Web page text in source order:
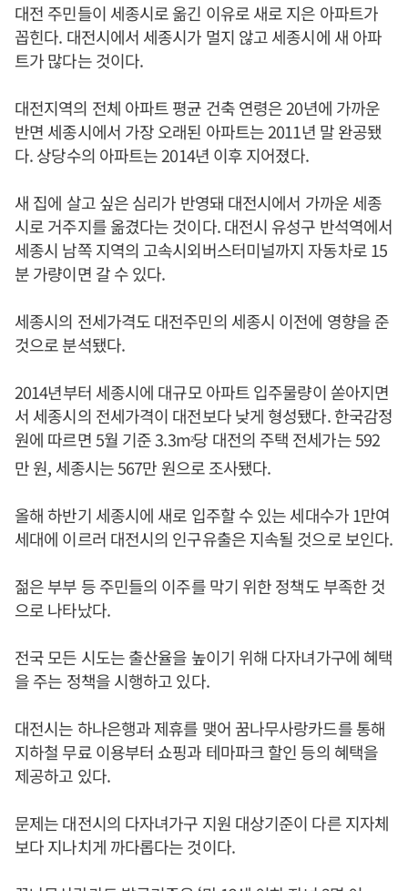
대전 주민들이 세종시로 옮긴 이유로 새로 지은 아파트가
꼽힌다. 대전시에서 세종시가 멀지 않고 세종시에 새 아파
트가 많다는 것이다.
대전지역의 전체 아파트 평균 건축 연령은 20년에 가까운
반면 세종시에서 가장 오래된 아파트는 2011년 말 완공됐
다. 상당수의 아파트는 2014년 이후 지어졌다.
새 집에 살고 싶은 심리가 반영돼 대전시에서 가까운 세종
시로 거주지를 옮겼다는 것이다. 대전시 유성구 반석역에서
세종시 남쪽 지역의 고속시외버스터미널까지 자동차로 15
분 가량이면 갈 수 있다.
세종시의 전세가격도 대전주민의 세종시 이전에 영향을 준
것으로 분석됐다.
2014년부터 세종시에 대규모 아파트 입주물량이 쏟아지면
서 세종시의 전세가격이 대전보다 낮게 형성됐다. 한국감정
원에 따르면 5월 기준 3.3m2당 대전의 주택 전세가는 592
만 원, 세종시는 567만 원으로 조사됐다.
올해 하반기 세종시에 새로 입주할 수 있는 세대수가 1만여
세대에 이르러 대전시의 인구유출은 지속될 것으로 보인다.
젊은 부부 등 주민들의 이주를 막기 위한 정책도 부족한 것
으로 나타났다.
전국 모든 시도는 출산율을 높이기 위해 다자녀가구에 혜택
을 주는 정책을 시행하고 있다.
대전시는 하나은행과 제휴를 맺어 꿈나무사랑카드를 통해
지하철 무료 이용부터 쇼핑과 테마파크 할인 등의 혜택을
제공하고 있다.
문제는 대전시의 다자녀가구 지원 대상기준이 다른 지자체
보다 지나치게 까다롭다는 것이다.